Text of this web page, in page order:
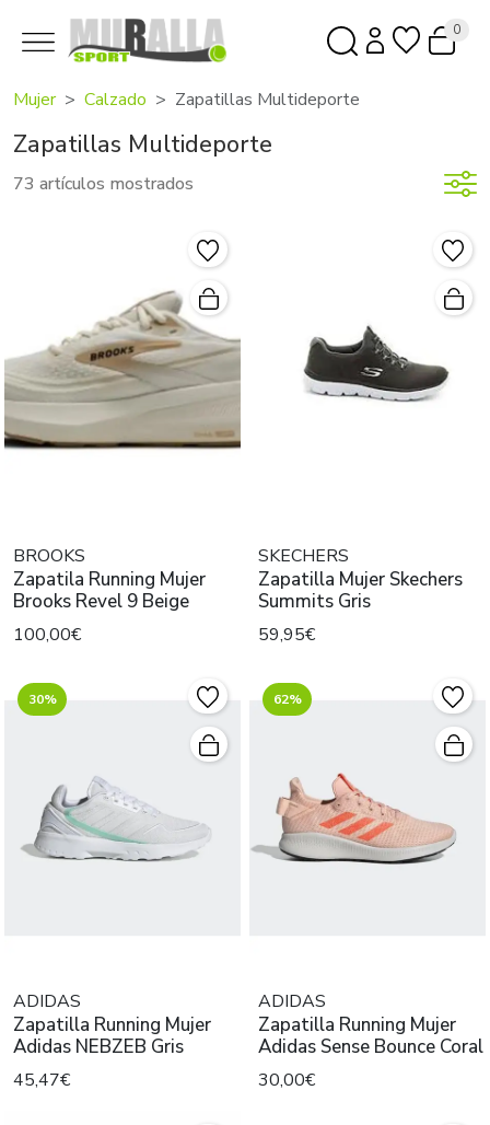
0
Mujer Calzado Zapatillas Multideporte
Zapatillas Multideporte
73 artículos mostrados
BROOKS
Zapatila Running Mujer
Brooks Revel 9 Beige
100,00€
SKECHERS
Zapatilla Mujer Skechers
Summits Gris
59,95€
30%
ADIDAS
Zapatilla Running Mujer
Adidas NEBZEB Gris
45,47€
62%
ADIDAS
Zapatilla Running Mujer
Adidas Sense Bounce Coral
30,00€